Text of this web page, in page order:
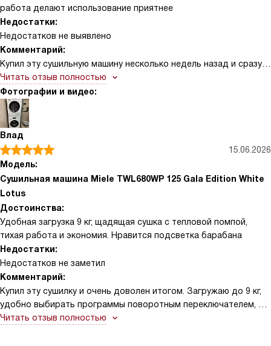
работа делают использование приятнее
Недостатки:
Недостатков не выявлено
Комментарий:
Купил эту сушильную машину несколько недель назад и сразу
заметил, как облегчилась рутина по уходу за одеждой.
Управление понятное и логичное, панели не нужно долго
изучать — выбираешь программу по типу ткани и степени
влажности, а датчики сами отключают процесс, когда уровень
готовности достигнут. Барабан вместительный, вещи не
мнутся и после стирки остаются мягкими, что сильно
сократило время глажки. Особенно понравились бережные
режимы для деликатных тканей и спецпрограммы для
спортивной одежды и обуви — всё выходит сухим, но без
усадки и потертостей.
Читать отзыв полностью
Фотографии и видео:
Влад
15.06.2026
Модель:
Сушильная машина Miele TWL680WP 125 Gala Edition White
Lotus
Достоинства:
Удобная загрузка 9 кг, щадящая сушка с тепловой помпой,
тихая работа и экономия. Нравится подсветка барабана
Недостатки:
Недостатков не заметил
Комментарий:
Купил эту сушилку и очень доволен итогом. Загружаю до 9 кг,
удобно выбирать программы поворотным переключателем, а
настройки вижу на дисплее ComfortSensor. Тепловая помпа и
Читать отзыв полностью